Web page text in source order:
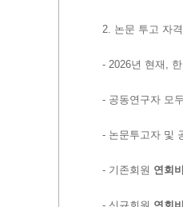
2. 논문 투고 자격
- 2026년 현재 ,
- 공동연구자 모두
- 논문투고자 및
- 기존회원 연회비